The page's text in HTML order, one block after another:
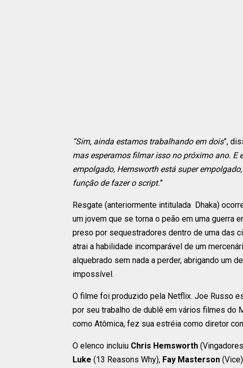
“Sim, ainda estamos trabalhando em dois”,
mas esperamos filmar isso no próximo ano. E
empolgado, Hemsworth está super
função de fazer o script.”
Resgate (anteriormente intitulada Dhaka)
um jovem que se torna o peão em uma guerra
preso por sequestradores dentro de uma das
atrai a habilidade incomparável de um
alquebrado sem nada a perder, abrigando um
impossível.
O filme foi produzido pela Netflix. Joe Russo
por seu trabalho de dublê em vários filmes do
como Atômica, fez sua estréia como diretor
O elenco incluiu Chris Hemsworth
Luke (13 Reasons Why), Fay Masterson